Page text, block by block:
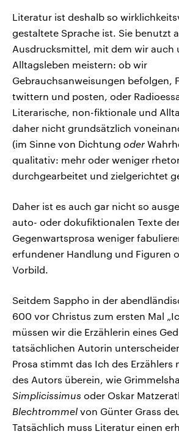
Literatur ist deshalb so
gestaltete Sprache ist. Sie benutzt
Ausdrucksmittel, mit dem wir auch
Alltagsleben meistern: ob wir
Gebrauchsanweisungen befolgen,
twittern und posten, oder
Literarische, non-fiktionale und
daher nicht grundsätzlich
(im Sinne von Dichtung oder
qualitativ: mehr oder weniger
durchgearbeitet und zielgerichtet
Daher ist es auch gar nicht so
auto- oder dokufiktionalen Texte
Gegenwartsprosa weniger
erfundener Handlung und Figuren
Vorbild.
Seitdem Sappho in der
600 vor Christus zum ersten Mal
müssen wir die Erzählerin eines
tatsächlichen Autorin
Prosa stimmt das Ich des
des Autors überein, wie
Simplicissimus oder Oskar
Blechtrommel von Günter Grass
Tatsächlich muss Literatur einen